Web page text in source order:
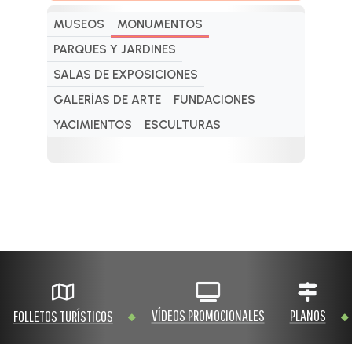
MUSEOS
MONUMENTOS
PARQUES Y JARDINES
SALAS DE EXPOSICIONES
GALERÍAS DE ARTE
FUNDACIONES
YACIMIENTOS
ESCULTURAS
FOLLETOS TURÍSTICOS VÍDEOS PROMOCIONALES PLANOS